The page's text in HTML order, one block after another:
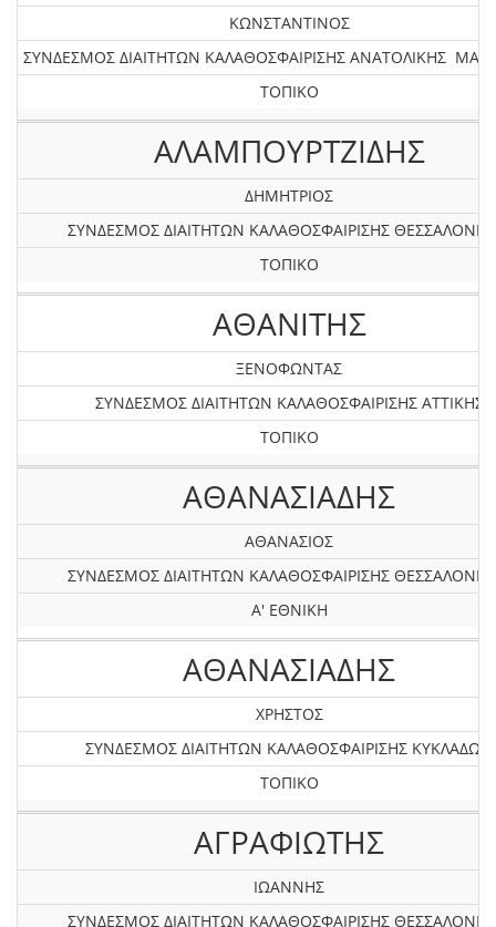
ΚΩΝΣΤΑΝΤΙΝΟΣ
ΣΥΝΔΕΣΜΟΣ ΔΙΑΙΤΗΤΩΝ ΚΑΛΑΘΟΣΦΑΙΡΙΣΗΣ ΑΝΑΤΟΛΙΚΗΣ
ΤΟΠΙΚΟ
ΑΛΑΜΠΟΥΡΤΖΙΔΗΣ
ΔΗΜΗΤΡΙΟΣ
ΣΥΝΔΕΣΜΟΣ ΔΙΑΙΤΗΤΩΝ ΚΑΛΑΘΟΣΦΑΙΡΙΣΗΣ
ΤΟΠΙΚΟ
ΑΘΑΝΙΤΗΣ
ΞΕΝΟΦΩΝΤΑΣ
ΣΥΝΔΕΣΜΟΣ ΔΙΑΙΤΗΤΩΝ ΚΑΛΑΘΟΣΦΑΙΡΙΣΗΣ ΑΤΤΙΚΗΣ
ΤΟΠΙΚΟ
ΑΘΑΝΑΣΙΑΔΗΣ
ΑΘΑΝΑΣΙΟΣ
ΣΥΝΔΕΣΜΟΣ ΔΙΑΙΤΗΤΩΝ ΚΑΛΑΘΟΣΦΑΙΡΙΣΗΣ
Α' ΕΘΝΙΚΗ
ΑΘΑΝΑΣΙΑΔΗΣ
ΧΡΗΣΤΟΣ
ΣΥΝΔΕΣΜΟΣ ΔΙΑΙΤΗΤΩΝ ΚΑΛΑΘΟΣΦΑΙΡΙΣΗΣ ΚΥΚΛΑΔΩΝ
ΤΟΠΙΚΟ
ΑΓΡΑΦΙΩΤΗΣ
ΙΩΑΝΝΗΣ
ΣΥΝΔΕΣΜΟΣ ΔΙΑΙΤΗΤΩΝ ΚΑΛΑΘΟΣΦΑΙΡΙΣΗΣ